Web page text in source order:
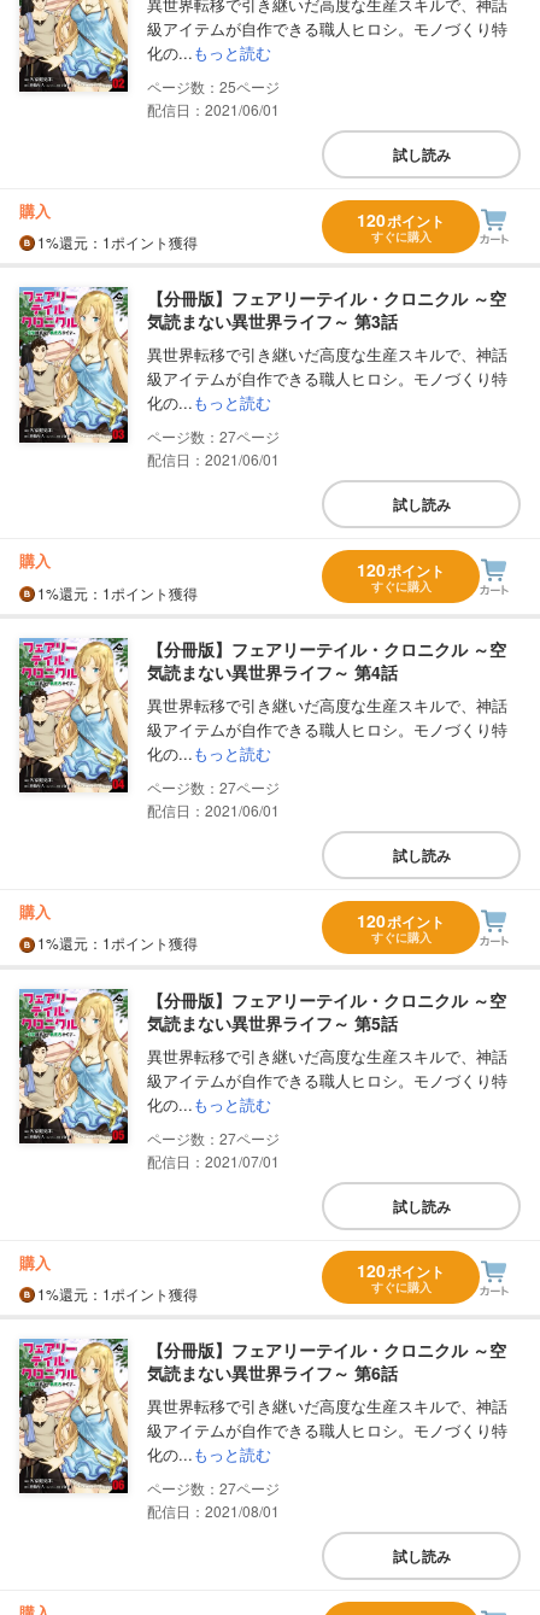
級アイテムが自作できる職人ヒロシ。モノづくり特
化の...もっと読む
25
配信日：2021/06/01
試し読み
購入
1%還元 ：1ポイント獲得
120ポイント
すぐに購入
【分冊版】フェアリーテイル・クロニクル ～空
気読まない異世界ライフ～ 第3話
異世界転移で引き継いだ高度な生産スキルで、神話
級アイテムが自作できる職人ヒロシ。モノづくり特
化の...もっと読む
27
配信日：2021/06/01
試し読み
購入
1%還元 ：1ポイント獲得
120ポイント
すぐに購入
【分冊版】フェアリーテイル・クロニクル ～空
気読まない異世界ライフ～ 第4話
異世界転移で引き継いだ高度な生産スキルで、神話
級アイテムが自作できる職人ヒロシ。モノづくり特
化の...もっと読む
27
配信日：2021/06/01
試し読み
購入
1%還元 ：1ポイント獲得
120ポイント
すぐに購入
【分冊版】フェアリーテイル・クロニクル ～空
気読まない異世界ライフ～ 第5話
異世界転移で引き継いだ高度な生産スキルで、神話
級アイテムが自作できる職人ヒロシ。モノづくり特
化の...もっと読む
27
配信日：2021/07/01
試し読み
購入
1%還元 ：1ポイント獲得
120ポイント
すぐに購入
【分冊版】フェアリーテイル・クロニクル ～空
気読まない異世界ライフ～ 第6話
異世界転移で引き継いだ高度な生産スキルで、神話
級アイテムが自作できる職人ヒロシ。モノづくり特
化の...もっと読む
27
配信日：2021/08/01
試し読み